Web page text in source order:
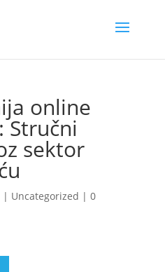
online
Stručni
sektor
| Uncategorized | 0